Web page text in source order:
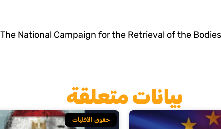
The National Campaign for the Retrieval of the
بيانات متعلقة
حقوق الأقليات